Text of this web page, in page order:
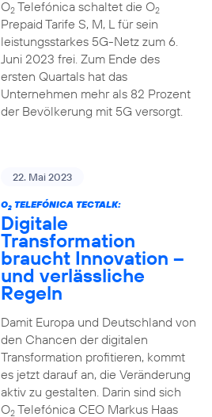
O2Telefónica schaltet die O2
Prepaid Tarife S, M, L für sein
leistungsstarkes 5G-Netz zum 6.
Juni 2023 frei. Zum Ende des
ersten Quartals hat das
Unternehmen mehr als 82 Prozent
der Bevölkerung mit 5G versorgt.
22. Mai 2023
O2TELEFÓNICA TECTALK:
Digitale
Transformation
braucht Innovation –
und verlässliche
Regeln
Damit Europa und Deutschland von
den Chancen der digitalen
Transformation profitieren, kommt
es jetzt darauf an, die Veränderung
aktiv zu gestalten. Darin sind sich
O2Telefónica CEO Markus Haas